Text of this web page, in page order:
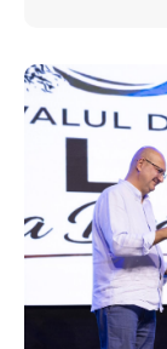
textul
textul